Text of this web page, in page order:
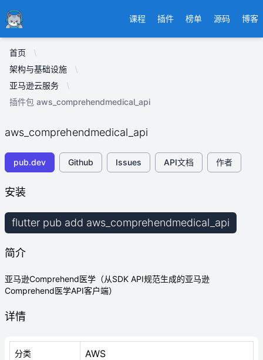
Ducafecat 课程 插件 榜单 源码 博客
首页
架构与基础设施
亚马逊云服务
插件包 aws_comprehendmedical_api
aws_comprehendmedical_api
pub.dev Github Issues API文档 作者
安装
flutter pub add aws_comprehendmedical_api
简介
亚马逊Comprehend医学（从SDK API规范生成的亚马逊
Comprehend医学API客户端）
详情
分类 AWS